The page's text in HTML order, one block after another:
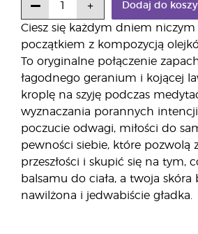
Ciesz się każdym dniem
początkiem z kompozycją
To oryginalne połączenie
łagodnego geranium i kojącej
kroplę na szyję podczas
wyznaczania porannych
poczucie odwagi, miłości do
pewności siebie, które pozwolą
przeszłości i skupić się na tym,
balsamu do ciała, a twoja
nawilżona i jedwabiście gładka.
Dodaj do